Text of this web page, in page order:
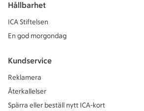
Hållbarhet
ICA Stiftelsen
En god morgondag
Kundservice
Reklamera
Återkallelser
Spärra eller beställ nytt ICA-kort